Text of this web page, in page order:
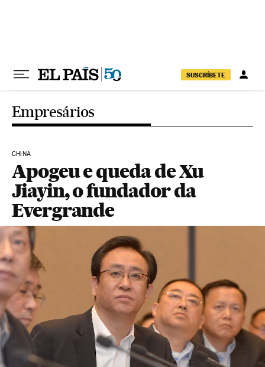
SUSCRÍBETE
Empresários
CHINA
Apogeu e queda de Xu
Jiayin, o fundador da
Evergrande